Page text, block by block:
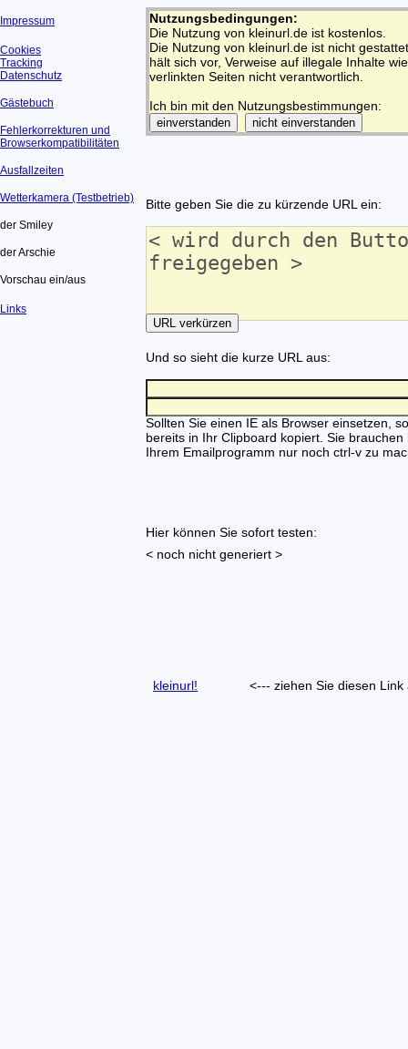
Nutzungsbedingungen:
Die Nutzung von kleinurl.de ist kostenlos.
Die Nutzung von kleinurl.de ist nicht
hält sich vor, Verweise auf illegale Inhalte
verlinkten Seiten nicht verantwortlich.
Ich bin mit den Nutzungsbestimmungen:
Bitte geben Sie die zu kürzende URL ein:
Und so sieht die kurze URL aus:
Sollten Sie einen IE als Browser einsetzen,
bereits in Ihr Clipboard kopiert. Sie brauchen
Ihrem Emailprogramm nur noch ctrl-v zu
Hier können Sie sofort testen:
< noch nicht generiert >
kleinurl! <--- ziehen Sie diesen
Impressum
Cookies
Tracking
Datenschutz
Gästebuch
Fehlerkorrekturen und
Browserkompatibilitäten
Ausfallzeiten
Wetterkamera (Testbetrieb)
der Smiley
der Arschie
Vorschau ein/aus
Links